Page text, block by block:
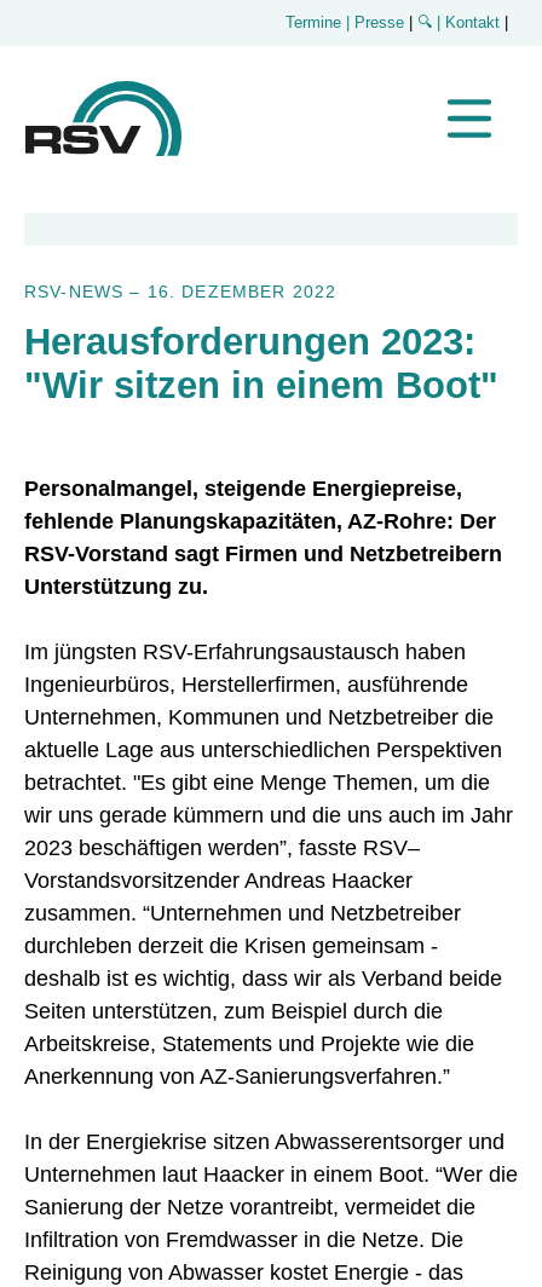
Termine | Presse 🔍 | Kontakt
RSV-NEWS – 16. DEZEMBER 2022
Herausforderungen 2023:
"Wir sitzen in einem Boot"
Personalmangel, steigende Energiepreise,
fehlende Planungskapazitäten, AZ-Rohre: Der
RSV-Vorstand sagt Firmen und Netzbetreibern
Unterstützung zu.
Im jüngsten RSV-Erfahrungsaustausch haben
Ingenieurbüros, Herstellerfirmen, ausführende
Unternehmen, Kommunen und Netzbetreiber die
aktuelle Lage aus unterschiedlichen Perspektiven
betrachtet. "Es gibt eine Menge Themen, um die
wir uns gerade kümmern und die uns auch im Jahr
2023 beschäftigen werden”, fasste RSV–
Vorstandsvorsitzender Andreas Haacker
zusammen. “Unternehmen und Netzbetreiber
durchleben derzeit die Krisen gemeinsam -
deshalb ist es wichtig, dass wir als Verband beide
Seiten unterstützen, zum Beispiel durch die
Arbeitskreise, Statements und Projekte wie die
Anerkennung von AZ-Sanierungsverfahren.”
In der Energiekrise sitzen Abwasserentsorger und
Unternehmen laut Haacker in einem Boot. “Wer die
Sanierung der Netze vorantreibt, vermeidet die
Infiltration von Fremdwasser in die Netze. Die
Reinigung von Abwasser kostet Energie - das